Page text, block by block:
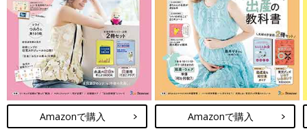
Amazonで購入 Amazonで購入